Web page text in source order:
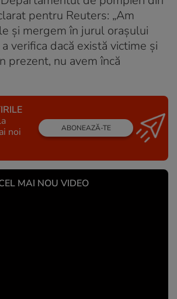
pentru Reuters: „Am
și mergem în jurul orașului
verifica dacă există victime și
prezent, nu avem încă
noi
ABONEAZĂ-TE
MAI NOU VIDEO